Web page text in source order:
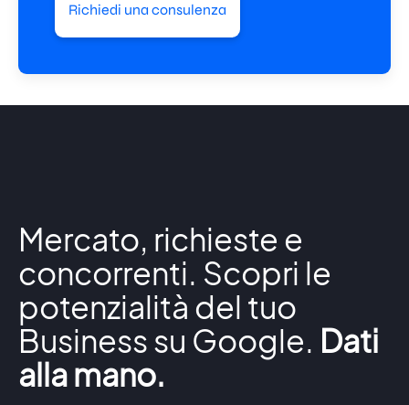
Richiedi una consulenza
Mercato, richieste e
concorrenti. Scopri le
potenzialità del tuo
Business su Google. Dati
alla mano.